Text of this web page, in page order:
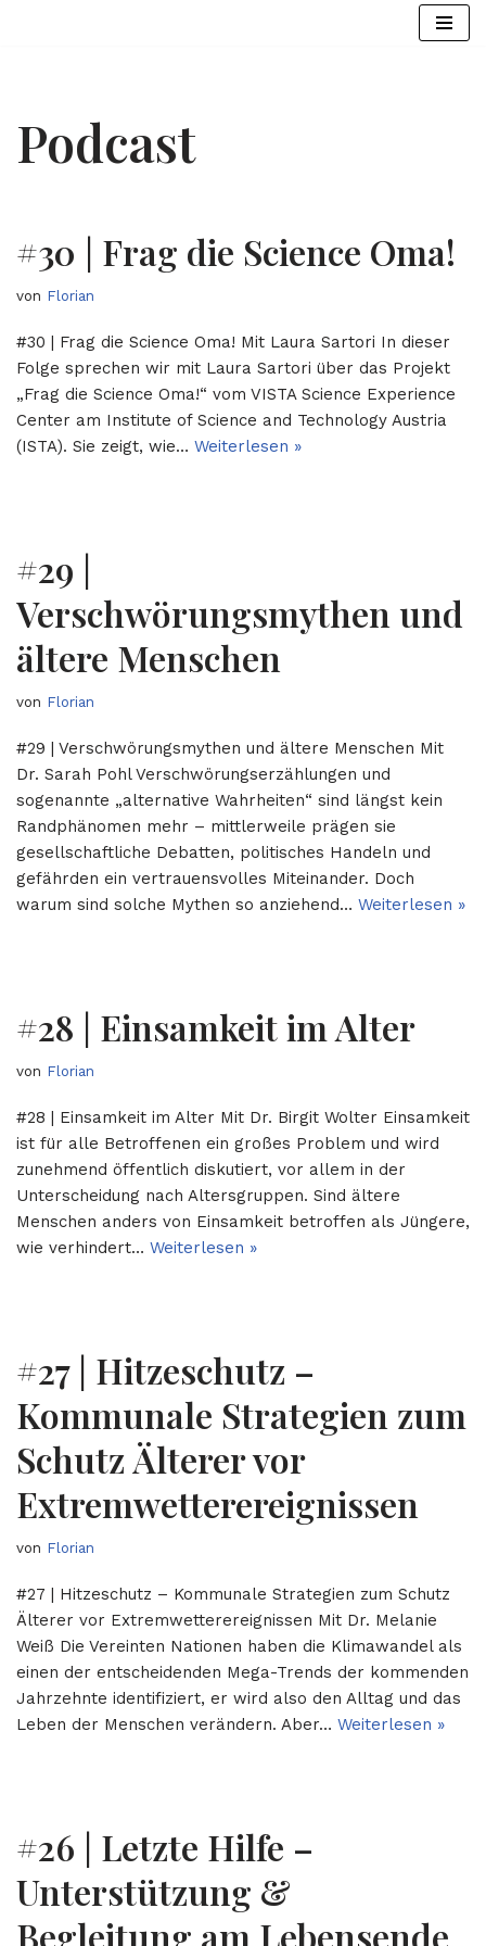
Podcast
#30 | Frag die Science Oma!
von Florian
#30 | Frag die Science Oma! Mit Laura Sartori In dieser
Folge sprechen wir mit Laura Sartori über das Projekt
„Frag die Science Oma!“ vom VISTA Science Experience
Center am Institute of Science and Technology Austria
(ISTA). Sie zeigt, wie… Weiterlesen »
#29 |
Verschwörungsmythen und
ältere Menschen
von Florian
#29 | Verschwörungsmythen und ältere Menschen Mit
Dr. Sarah Pohl Verschwörungserzählungen und
sogenannte „alternative Wahrheiten“ sind längst kein
Randphänomen mehr – mittlerweile prägen sie
gesellschaftliche Debatten, politisches Handeln und
gefährden ein vertrauensvolles Miteinander. Doch
warum sind solche Mythen so anziehend… Weiterlesen »
#28 | Einsamkeit im Alter
von Florian
#28 | Einsamkeit im Alter Mit Dr. Birgit Wolter Einsamkeit
ist für alle Betroffenen ein großes Problem und wird
zunehmend öffentlich diskutiert, vor allem in der
Unterscheidung nach Altersgruppen. Sind ältere
Menschen anders von Einsamkeit betroffen als Jüngere,
wie verhindert… Weiterlesen »
#27 | Hitzeschutz –
Kommunale Strategien zum
Schutz Älterer vor
Extremwetterereignissen
von Florian
#27 | Hitzeschutz – Kommunale Strategien zum Schutz
Älterer vor Extremwetterereignissen Mit Dr. Melanie
Weiß Die Vereinten Nationen haben die Klimawandel als
einen der entscheidenden Mega-Trends der kommenden
Jahrzehnte identifiziert, er wird also den Alltag und das
Leben der Menschen verändern. Aber… Weiterlesen »
#26 | Letzte Hilfe –
Unterstützung &
Begleitung am Lebensende